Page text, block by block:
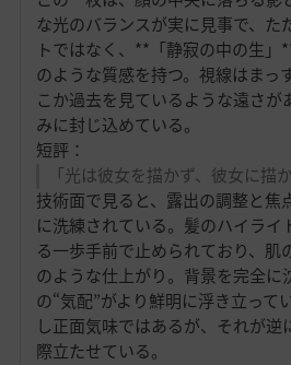
な光のバランスが実に見事で、た
トではなく、**「静寂の中の生」
のような質感を持つ。視線はまっ
こか過去を見ているような遠さが
みに封じ込めている。
短評：
「光は彼女を描かず、彼女に描
技術面で見ると、露出の調整と焦
に洗練されている。髪のハイライ
る一歩手前で止められており、肌
のような仕上がり。背景を完全に
の“気配”がより鮮明に浮き立って
し正面気味ではあるが、それが逆
際立たせている。